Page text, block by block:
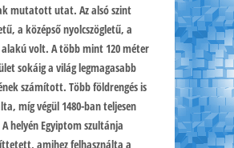
mutatott utat. Az alsó szint
a középső nyolcszögletű, a
volt. A több mint 120 méter
sokáig a világ legmagasabb
számított. Több földrengés is
míg végül 1480-ban teljesen
helyén Egyiptom szultánja
amihez felhasználta a